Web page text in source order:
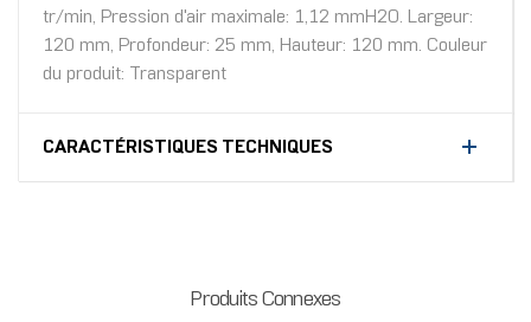
tr/min, Pression d'air maximale: 1,12 mmH2O. Largeur:
120 mm, Profondeur: 25 mm, Hauteur: 120 mm. Couleur
du produit: Transparent
CARACTÉRISTIQUES TECHNIQUES
Produits Connexes